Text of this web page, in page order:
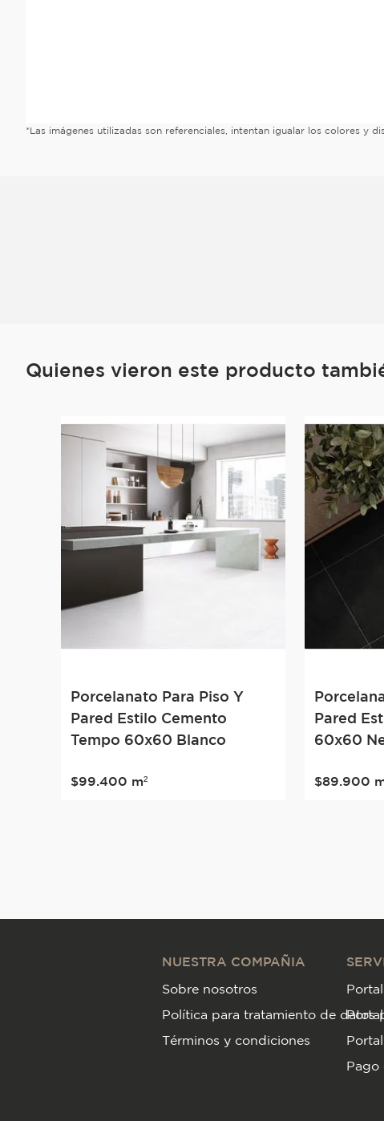
*Las imágenes utilizadas son referenciales, intentan igualar los colores y
Quienes vieron este producto
Porcelanato Para Piso Y
Pared Estilo Cemento
Tempo 60x60 Blanco
$99.400 m²
Pared
60x60
$89.900
NUESTRA COMPAÑIA
Sobre nosotros
Política para tratamiento de datos
Términos y condiciones
Pago